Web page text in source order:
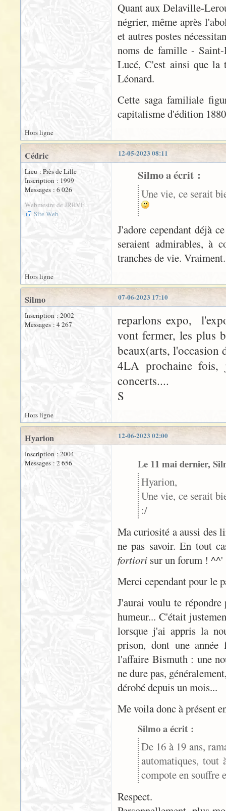
Quant aux Delaville-
négrier, même après
et autres postes
noms de famille - Saint-
Lucé, C'est ainsi que la
Léonard.
Cette saga familiale
capitalisme d'édition
Hors ligne
12-05-2023 08:11
Cédric
Lieu : Près de Lille
Inscription : 1999
Messages : 6 026
Webmestre de JRRVF
Site Web
Silmo a écrit :
Une vie, ce serait
J'adore cependant déjà
seraient admirables, à
tranches de vie.
Hors ligne
07-06-2023 17:10
Silmo
Inscription : 2002
Messages : 4 267
reparlons expo,
vont fermer, les plus
beaux(arts, l'occasion
4LA prochaine fois,
concerts....
S
Hors ligne
12-06-2023 02:00
Hyarion
Inscription : 2004
Messages : 2 656
Le 11 mai dernier,
Hyarion,
Une vie, ce serait
:/
Ma curiosité a aussi des
ne pas savoir. En tout
fortiori sur un forum ! ^^'
Merci cependant pour le
J'aurai voulu te
humeur... C'était
lorsque j'ai appris la
prison, dont une
l'affaire Bismuth : une
ne dure pas,
dérobé depuis un mois...
Me voila donc à présent
Silmo a écrit :
De 16 à 19 ans,
automatiques,
compote en souffre
Respect.